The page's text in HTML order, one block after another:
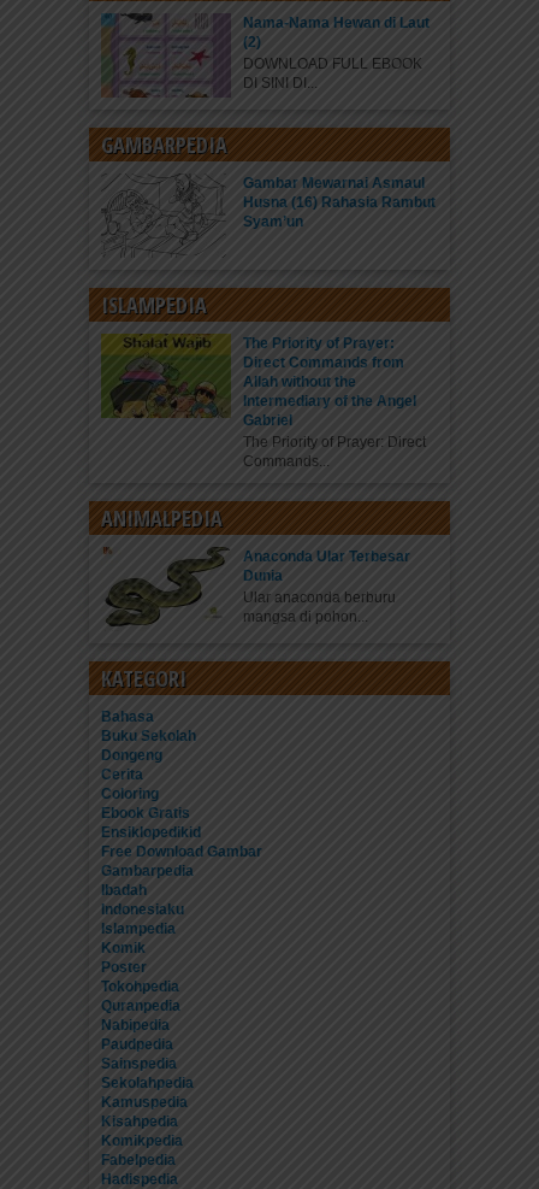
Nama-Nama Hewan di Laut
(2)
DOWNLOAD FULL EBOOK
DI SINI DI...
GAMBARPEDIA
Gambar Mewarnai Asmaul
Husna (16) Rahasia Rambut
Syam’un
ISLAMPEDIA
The Priority of Prayer:
Direct Commands from
Allah without the
Intermediary of the Angel
Gabriel
The Priority of Prayer: Direct
Commands...
ANIMALPEDIA
Anaconda Ular Terbesar
Dunia
Ular anaconda berburu
mangsa di pohon...
KATEGORI
Bahasa
Buku Sekolah
Dongeng
Cerita
Coloring
Ebook Gratis
Ensiklopedikid
Free Download Gambar
Gambarpedia
Ibadah
Indonesiaku
Islampedia
Komik
Poster
Tokohpedia
Quranpedia
Nabipedia
Paudpedia
Sainspedia
Sekolahpedia
Kamuspedia
Kisahpedia
Komikpedia
Fabelpedia
Hadispedia